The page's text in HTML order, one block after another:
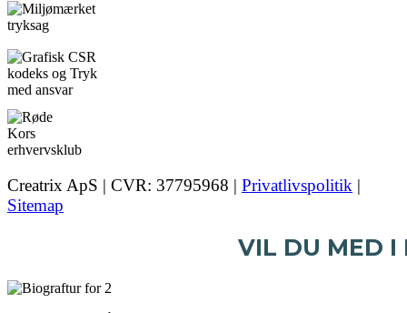
Creatrix ApS | CVR: 37795968 | Privatlivspolitik |
Sitemap
VIL DU MED I